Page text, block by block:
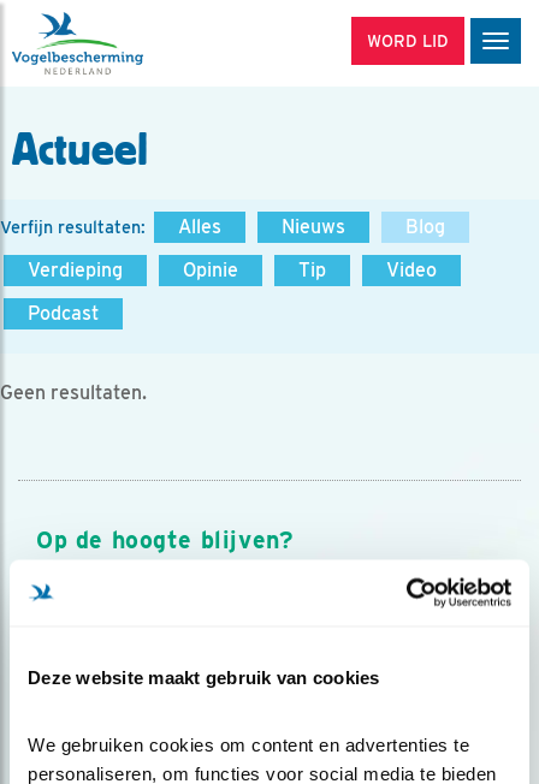
Deze website maakt gebruik van cookies
We gebruiken cookies om content en advertenties te
personaliseren, om functies voor social media te bieden
WORD LID
Actueel
Verfijn resultaten: Alles Nieuws
Blog
Verdieping
Opinie Tip
Video
Podcast
Geen resultaten.
Op de hoogte blijven?
Meld je aan en ontvang nieuws, inspiratie, acties en tips
over vogels en activiteiten van Vogelbescherming.